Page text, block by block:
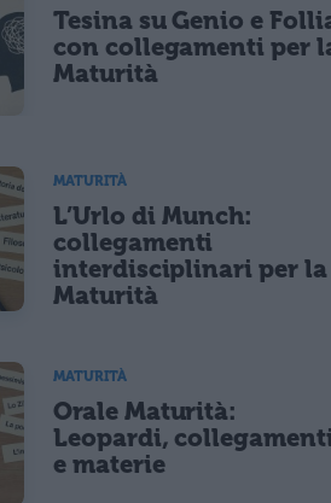
Tesina su Genio e
con collegamenti per
Maturità
MATURITÀ
L’Urlo di Munch:
collegamenti
interdisciplinari per la
Maturità
MATURITÀ
Orale Maturità:
Leopardi,
e materie